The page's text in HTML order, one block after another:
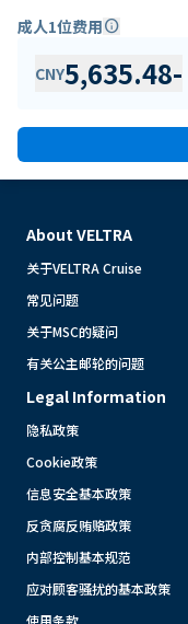
成人1位费用info
CNY5,635.48-
About VELTRA
关于VELTRA Cruise
常见问题
关于MSC的疑问
有关公主邮轮的问题
Legal Information
隐私政策
Cookie政策
信息安全基本政策
反贪腐反贿赂政策
内部控制基本规范
应对顾客骚扰的基本政策
使用条款